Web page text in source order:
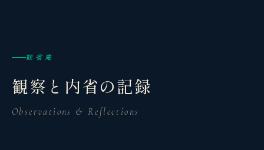
観省庵
観察と内省の記録
Observations & Reflections